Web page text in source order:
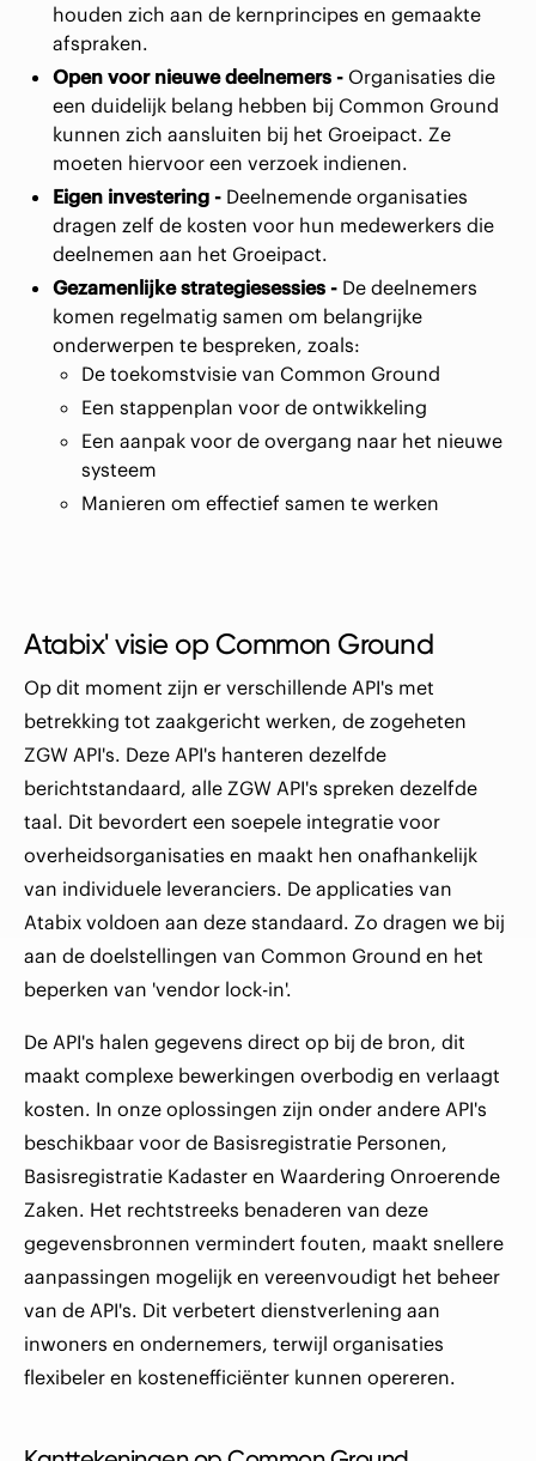
houden zich aan de kernprincipes en gemaakte
afspraken.
Open voor nieuwe deelnemers - Organisaties die
een duidelijk belang hebben bij Common Ground
kunnen zich aansluiten bij het Groeipact. Ze
moeten hiervoor een verzoek indienen.
Eigen investering - Deelnemende organisaties
dragen zelf de kosten voor hun medewerkers die
deelnemen aan het Groeipact.
Gezamenlijke strategiesessies - De deelnemers
komen regelmatig samen om belangrijke
onderwerpen te bespreken, zoals:
De toekomstvisie van Common Ground
Een stappenplan voor de ontwikkeling
Een aanpak voor de overgang naar het nieuwe
systeem
Manieren om effectief samen te werken
Atabix' visie op Common Ground
Op dit moment zijn er verschillende API's met
betrekking tot zaakgericht werken, de zogeheten
ZGW API's. Deze API's hanteren dezelfde
berichtstandaard, alle ZGW API's spreken dezelfde
taal. Dit bevordert een soepele integratie voor
overheidsorganisaties en maakt hen onafhankelijk
van individuele leveranciers. De applicaties van
Atabix voldoen aan deze standaard. Zo dragen we bij
aan de doelstellingen van Common Ground en het
beperken van 'vendor lock-in'.
De API's halen gegevens direct op bij de bron, dit
maakt complexe bewerkingen overbodig en verlaagt
kosten. In onze oplossingen zijn onder andere API's
beschikbaar voor de Basisregistratie Personen,
Basisregistratie Kadaster en Waardering Onroerende
Zaken. Het rechtstreeks benaderen van deze
gegevensbronnen vermindert fouten, maakt snellere
aanpassingen mogelijk en vereenvoudigt het beheer
van de API's. Dit verbetert dienstverlening aan
inwoners en ondernemers, terwijl organisaties
flexibeler en kostenefficiënter kunnen opereren.